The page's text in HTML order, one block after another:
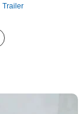
Trailer